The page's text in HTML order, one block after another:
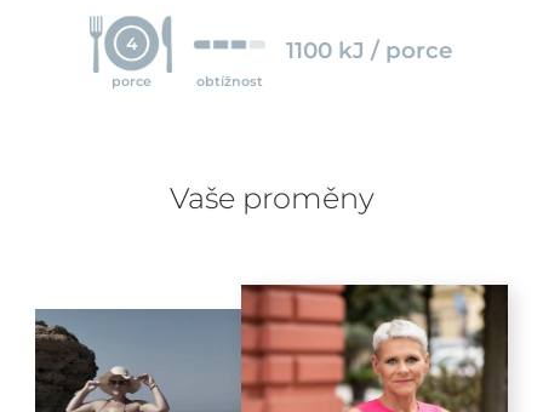
4
porce obtížnost
1100 kJ / porce
Vaše proměny